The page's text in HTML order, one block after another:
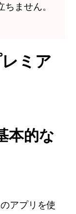
ません。
ミア
本的な
アプリを使